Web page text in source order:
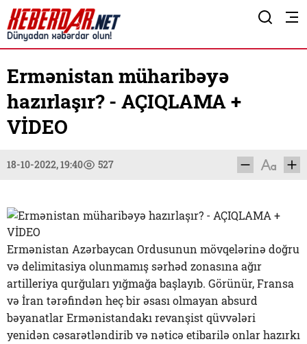
Ermənistan müharibəyə
hazırlaşır? - AÇIQLAMA +
VİDEO
18-10-2022, 19:40 527
Ermənistan Azərbaycan Ordusunun mövqelərinə doğru
və delimitasiya olunmamış sərhəd zonasına ağır
artilleriya qurğuları yığmağa başlayıb. Görünür, Fransa
və İran tərəfindən heç bir əsası olmayan absurd
bəyanatlar Ermənistandakı revanşist qüvvələri
yenidən cəsarətləndirib və nəticə etibarilə onlar hazırkı